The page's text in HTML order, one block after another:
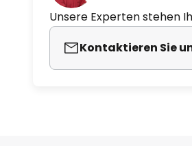
Unsere Experten stehen
Kontaktieren Sie